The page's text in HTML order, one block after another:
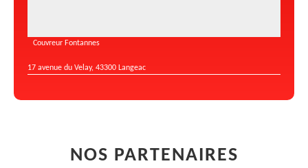
Couvreur Fontannes
17 avenue du Velay, 43300 Langeac
NOS PARTENAIRES